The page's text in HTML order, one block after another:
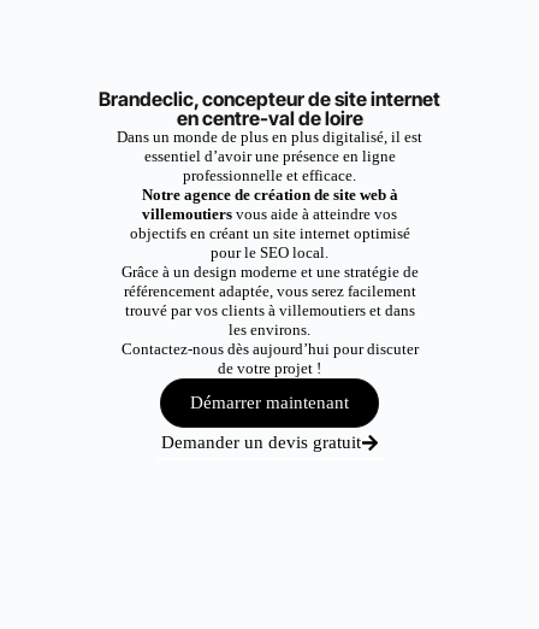
Brandeclic, concepteur de site internet
en centre-val de loire
Dans un monde de plus en plus digitalisé, il est
essentiel d’avoir une présence en ligne
professionnelle et efficace.
Notre agence de création de site web à
villemoutiers vous aide à atteindre vos
objectifs en créant un site internet optimisé
pour le SEO local.
Grâce à un design moderne et une stratégie de
référencement adaptée, vous serez facilement
trouvé par vos clients à villemoutiers et dans
les environs.
Contactez-nous dès aujourd’hui pour discuter
de votre projet !
Démarrer maintenant
Demander un devis gratuit